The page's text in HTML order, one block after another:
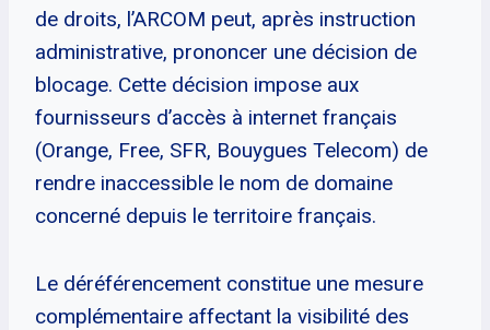
de droits, l’ARCOM peut, après instruction
administrative, prononcer une décision de
blocage. Cette décision impose aux
fournisseurs d’accès à internet français
(Orange, Free, SFR, Bouygues Telecom) de
rendre inaccessible le nom de domaine
concerné depuis le territoire français.
Le déréférencement constitue une mesure
complémentaire affectant la visibilité des